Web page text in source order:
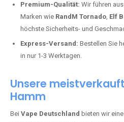
Premium-Qualität: Wir führen
Marken wie RandM Tornado, Elf
höchste Sicherheits- und
Express-Versand: Bestellen Sie
in nur 1-3 Werktagen.
Unsere
Hamm
Bei Vape Deutschland bieten wir